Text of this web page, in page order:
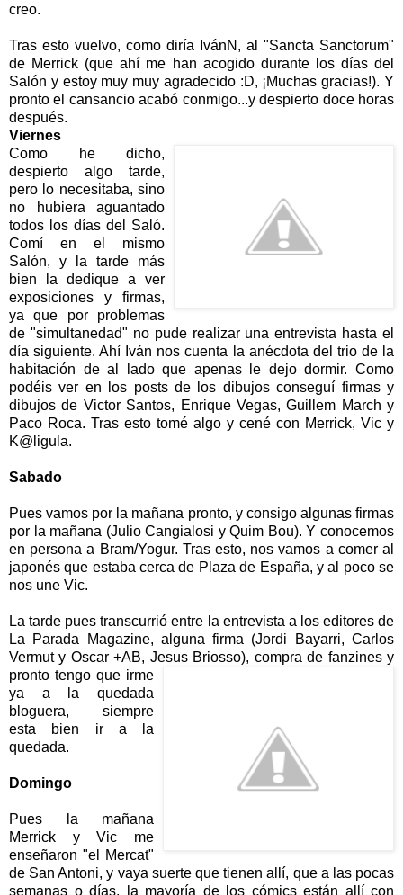
creo.
Tras esto vuelvo, como diría IvánN, al "Sancta Sanctorum"
de Merrick (que ahí me han acogido durante los días del
Salón y estoy muy muy agradecido :D, ¡Muchas gracias!). Y
pronto el cansancio acabó conmigo...y despierto doce horas
después.
Viernes
Como he dicho,
despierto algo tarde,
pero lo necesitaba, sino
no hubiera aguantado
todos los días del Saló.
Comí en el mismo
Salón, y la tarde más
bien la dedique a ver
exposiciones y firmas,
ya que por problemas
de "simultanedad" no pude realizar una entrevista hasta el
día siguiente. Ahí Iván nos cuenta la anécdota del trio de la
habitación de al lado que apenas le dejo dormir. Como
podéis ver en los posts de los dibujos conseguí firmas y
dibujos de Victor Santos, Enrique Vegas, Guillem March y
Paco Roca. Tras esto tomé algo y cené con Merrick, Vic y
K@ligula.
Sabado
Pues vamos por la mañana pronto, y consigo algunas firmas
por la mañana (Julio Cangialosi y Quim Bou). Y conocemos
en persona a Bram/Yogur. Tras esto, nos vamos a comer al
japonés que estaba cerca de Plaza de España, y al poco se
nos une Vic.
La tarde pues transcurrió entre la entrevista a los editores de
La Parada Magazine, alguna firma (Jordi Bayarri, Carlos
Vermut y Oscar +AB, Jesus Briosso), compra de fanzines y
pronto tengo que irme
ya a la quedada
bloguera, siempre
esta bien ir a la
quedada.
Domingo
Pues la mañana
Merrick y Vic me
enseñaron "el Mercat"
de San Antoni, y vaya suerte que tienen allí, que a las pocas
semanas o días, la mayoría de los cómics están allí con